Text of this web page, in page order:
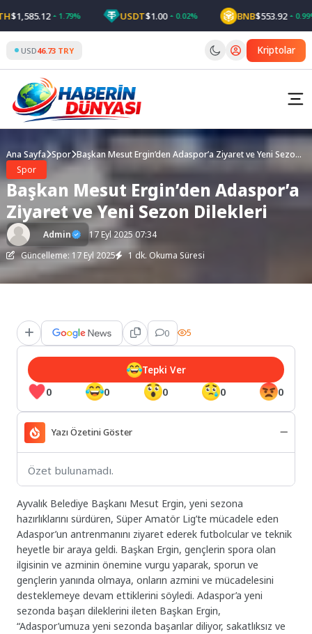
to
content
1.79% USDT$1.00 0.02% BNB$553.92 0.99%
USD46.73 TRY Kriptolar
Ana Sayfa Spor Başkan Mesut Ergin’den Adaspor’a Ziyaret ve Yeni Sezon
Dilekleri
Spor
Başkan Mesut Ergin’den Adaspor’a
Ziyaret ve Yeni Sezon Dilekleri
Admin
17 Eyl 2025 07:34
Güncelleme: 17 Eyl 2025
1 dk. Okuma Süresi
0 5
0 0 0 0 0
Tepki Ver
Yazı Özetini Göster
Özet bulunamadı.
Ayvalık Belediye Başkanı Mesut Ergin, yeni sezona
hazırlıklarını sürdüren, Süper Amatör Lig’te mücadele eden
Adaspor’un antrenmanını ziyaret ederek futbolcular ve teknik
heyetle bir araya geldi. Başkan Ergin, gençlerin spora olan
ilgisinin ve azminin önemine vurgu yaparak, sporun ve
gençlerin yanında olmaya, onların azmini ve mücadelesini
desteklemeye devam ettiklerini söyledi. Adaspor’a yeni
sezonda başarı dileklerini ileten Başkan Ergin,
“Adaspor’umuza yeni sezonda başarılar diliyor, sakatlıksız ve